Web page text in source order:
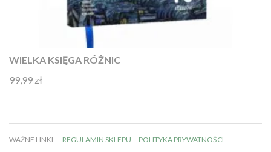
WIELKA KSIĘGA RÓŻNIC
Oceniono
99,99 zł
WAŻNE LINKI: REGULAMIN SKLEPU POLITYKA PRYWATNOŚCI